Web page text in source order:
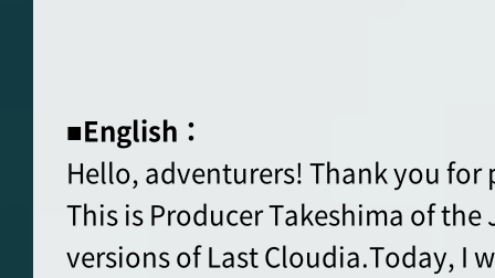
■English：
Hello, adventurers! Thank you
This is Producer Takeshima of
versions of Last Cloudia.Today, I